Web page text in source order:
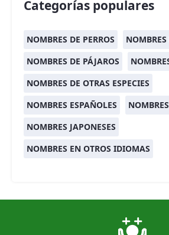
Categorías populares
NOMBRES DE PERROS
NOMBRES
NOMBRES DE PÁJAROS
NOMBRES DE OTRAS ESPECIES
NOMBRES ESPAÑOLES
NOMBRES JAPONESES
NOMBRES EN OTROS IDIOMAS